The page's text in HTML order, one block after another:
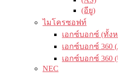
(อียู)
ไมโครซอฟท์
เอกซ์บอกซ์ (ทั้ง
เอกซ์บอกซ์ 360
เอกซ์บอกซ์ 360
NEC